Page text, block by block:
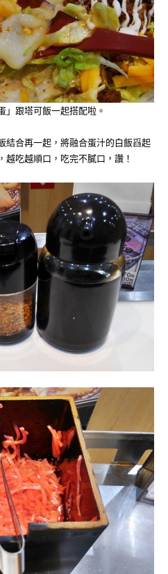
」跟塔可飯一起搭配啦。
結合再一起，將融合蛋汁的白飯舀起
吃越順口，吃完不膩口，讚！